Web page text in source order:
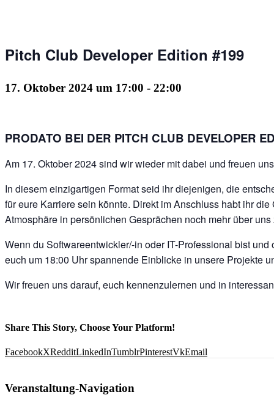
Pitch Club Developer Edition #199
17. Oktober 2024 um 17:00 - 22:00
PRODATO BEI DER PITCH CLUB DEVELOPER
Am 17. Oktober 2024 sind wir wieder mit dabei und freuen
In diesem einzigartigen Format seid ihr diejenigen, die
für eure Karriere sein könnte. Direkt im Anschluss habt ihr
Atmosphäre in persönlichen Gesprächen noch mehr über uns
Wenn du Softwareentwickler/-in oder IT-Professional bist
euch um 18:00 Uhr spannende Einblicke in unsere Projekte
Wir freuen uns darauf, euch kennenzulernen und in
Share This Story, Choose Your Platform!
FacebookXRedditLinkedInTumblrPinterestVkEmail
Veranstaltung-Navigation